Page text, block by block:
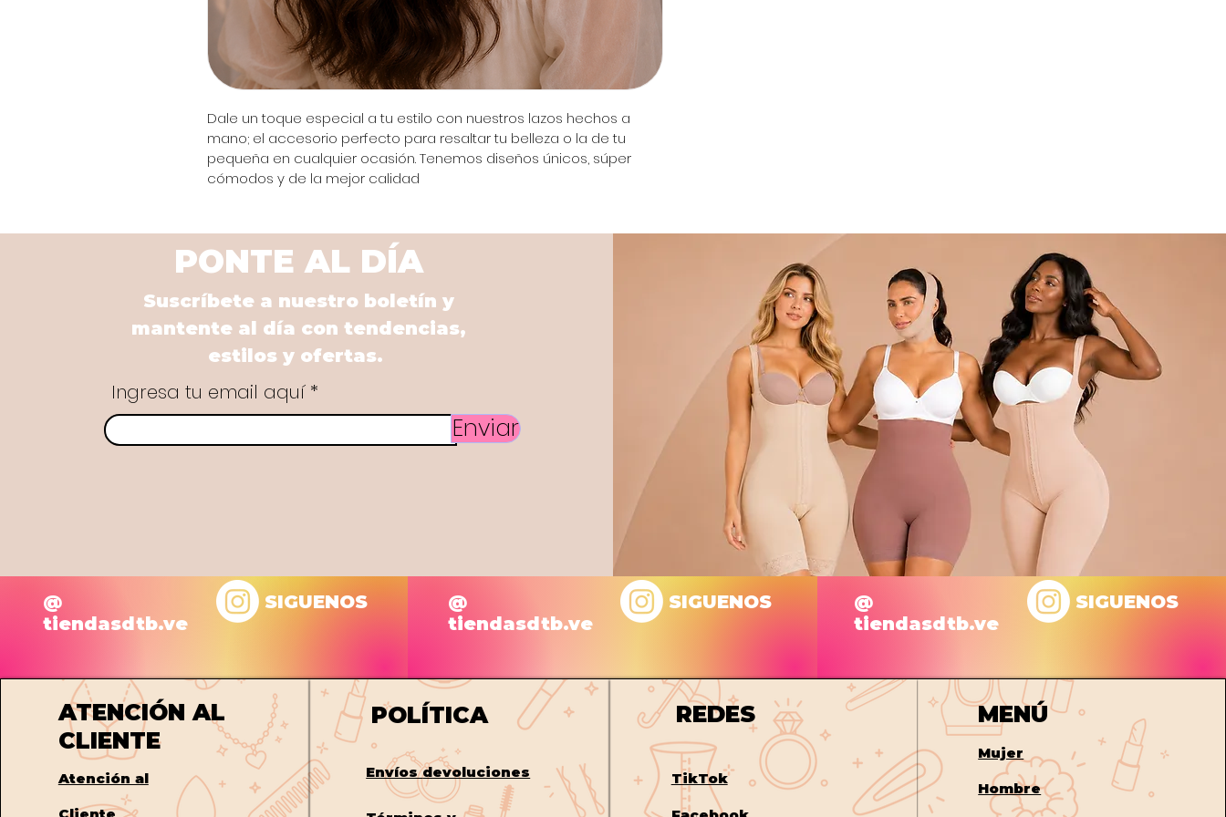
Dale un toque especial a tu estilo con nuestros lazos hechos a
mano; el accesorio perfecto para resaltar tu belleza o la de tu
pequeña en cualquier ocasión. Tenemos diseños únicos, súper
cómodos y de la mejor calidad
PONTE AL DÍA
Suscríbete a nuestro boletín y
mantente al día con tendencias,
estilos y ofertas.
Ingresa tu email aquí
Enviar
@
tiendasdtb.ve
SIGUENOS
@
tiendasdtb.ve
SIGUENOS
@
tiendasdtb.ve
SIGUENOS
ATENCIÓN AL
CLIENTE
Atención al
POLÍTICA
Envíosdevoluciones
REDES
TikTok
MENÚ
Mujer
Hombre